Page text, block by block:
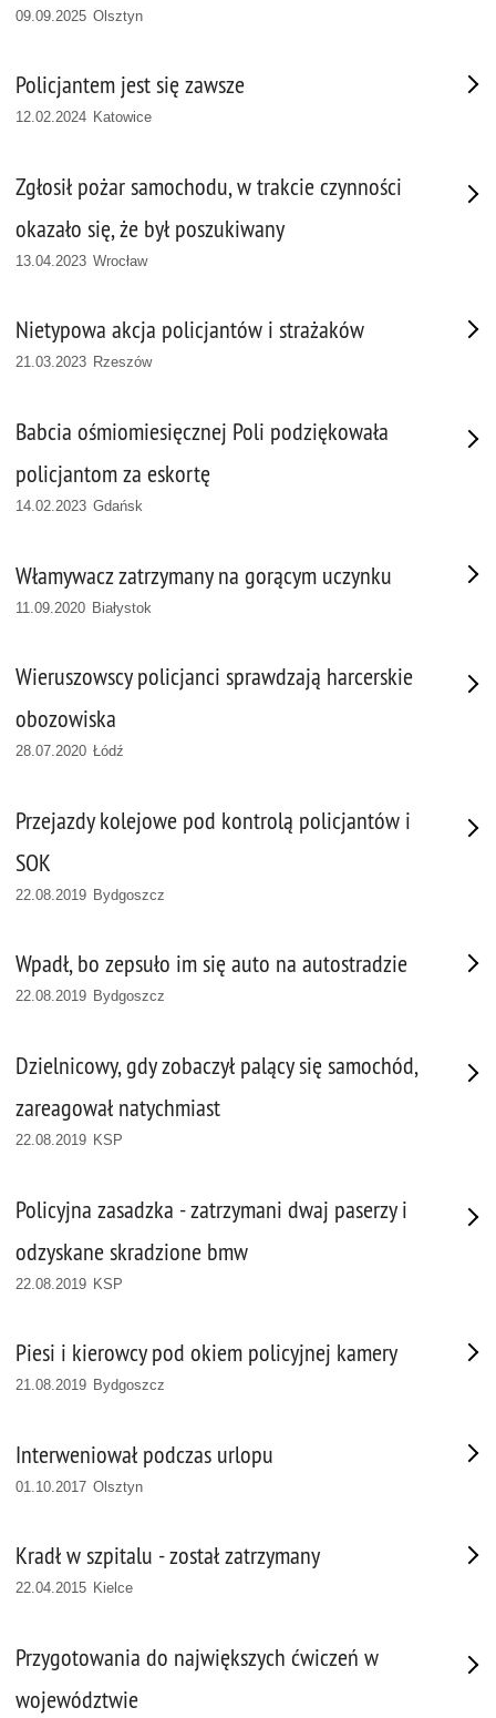
09.09.2025 Olsztyn
Policjantem jest się zawsze
12.02.2024 Katowice
Zgłosił pożar samochodu, w trakcie czynności
okazało się, że był poszukiwany
13.04.2023 Wrocław
Nietypowa akcja policjantów i strażaków
21.03.2023 Rzeszów
Babcia ośmiomiesięcznej Poli podziękowała
policjantom za eskortę
14.02.2023 Gdańsk
Włamywacz zatrzymany na gorącym uczynku
11.09.2020 Białystok
Wieruszowscy policjanci sprawdzają harcerskie
obozowiska
28.07.2020 Łódź
Przejazdy kolejowe pod kontrolą policjantów i
SOK
22.08.2019 Bydgoszcz
Wpadł, bo zepsuło im się auto na autostradzie
22.08.2019 Bydgoszcz
Dzielnicowy, gdy zobaczył palący się samochód,
zareagował natychmiast
22.08.2019 KSP
Policyjna zasadzka - zatrzymani dwaj paserzy i
odzyskane skradzione bmw
22.08.2019 KSP
Piesi i kierowcy pod okiem policyjnej kamery
21.08.2019 Bydgoszcz
Interweniował podczas urlopu
01.10.2017 Olsztyn
Kradł w szpitalu - został zatrzymany
22.04.2015 Kielce
Przygotowania do największych ćwiczeń w
województwie